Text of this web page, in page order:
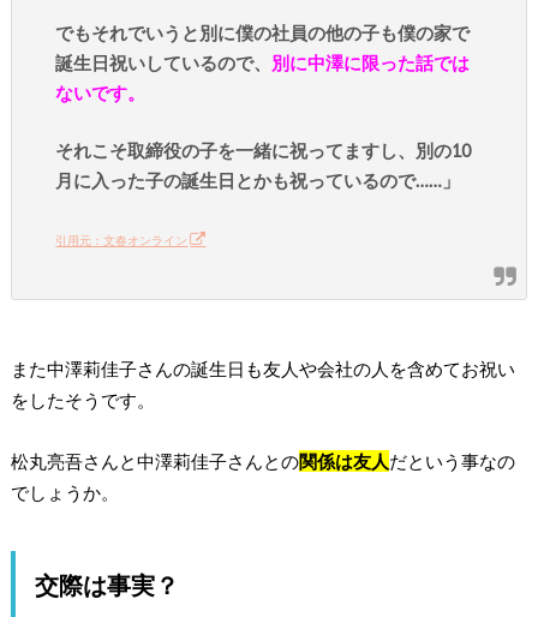
でもそれでいうと別に僕の社員の他の子も僕の家で
誕生日祝いしているので、 別に中澤に限った話では
ないです。
それこそ取締役の子を一緒に祝ってますし、別の10
月に入った子の誕生日とかも祝っているので……」
引用元：文春オンライン
また中澤莉佳子さんの誕生日も友人や会社の人を含めてお祝い
をしたそうです。
松丸亮吾さんと中澤莉佳子さんとの関係は友人だという事なの
でしょうか。
交際は事実？